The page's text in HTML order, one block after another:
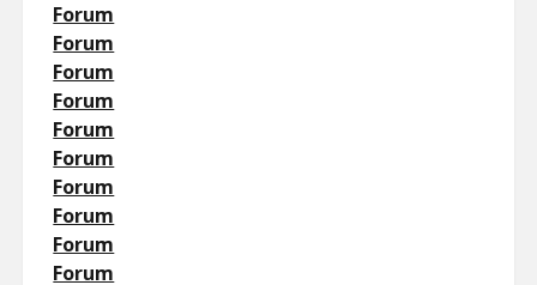
Forum
Forum
Forum
Forum
Forum
Forum
Forum
Forum
Forum
Forum